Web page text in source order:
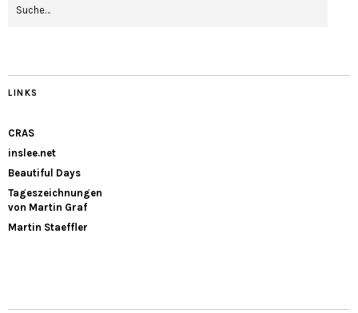
LINKS
CRAS
inslee.net
Beautiful Days
Tageszeichnungen
von Martin Graf
Martin Staeffler